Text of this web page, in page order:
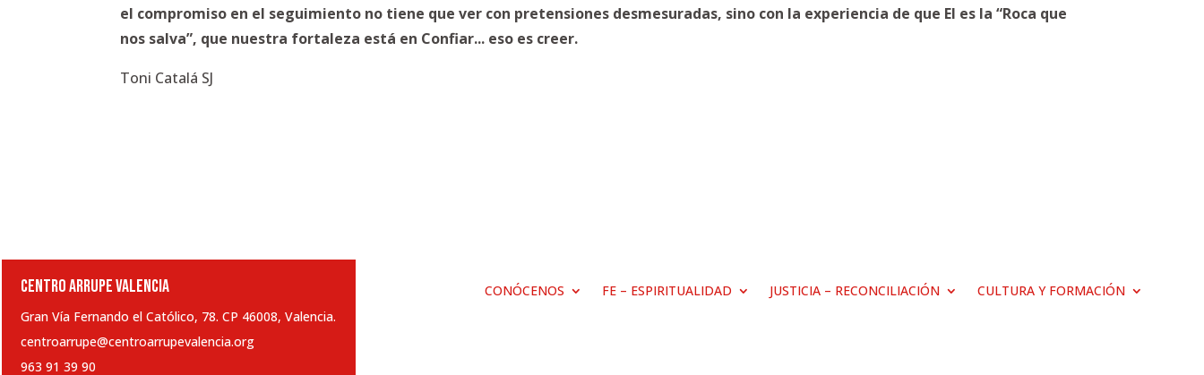
el compromiso en el seguimiento no tiene que ver con pretensiones desmesuradas, sino con la experiencia de que El es la “Roca que
nos salva”, que nuestra fortaleza está en Confiar... eso es creer.
Toni Catalá SJ
CENTRO ARRUPE VALENCIA
Gran Vía Fernando el Católico, 78. CP 46008, Valencia.
centroarrupe@centroarrupevalencia.org
963 91 39 90
CONÓCENOS FE – ESPIRITUALIDAD JUSTICIA – RECONCILIACIÓN CULTURA Y FORMACIÓN